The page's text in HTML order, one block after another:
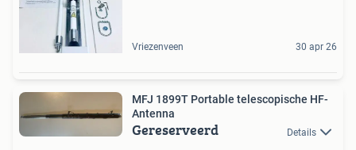
Vriezenveen 30 apr 26
MFJ 1899T Portable telescopische HF-
Antenna
Gereserveerd Details